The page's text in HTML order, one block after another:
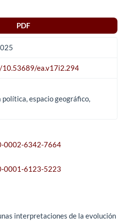
PDF
ea.v17i2.294
espacio geográfico,
0002-6342-7664
0001-6123-5223
interpretaciones de la evolución